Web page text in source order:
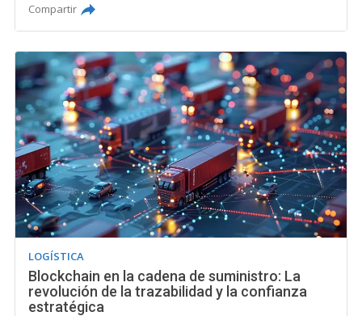
Compartir
LOGÍSTICA
Blockchain en la cadena de suministro: La
revolución de la trazabilidad y la confianza
estratégica